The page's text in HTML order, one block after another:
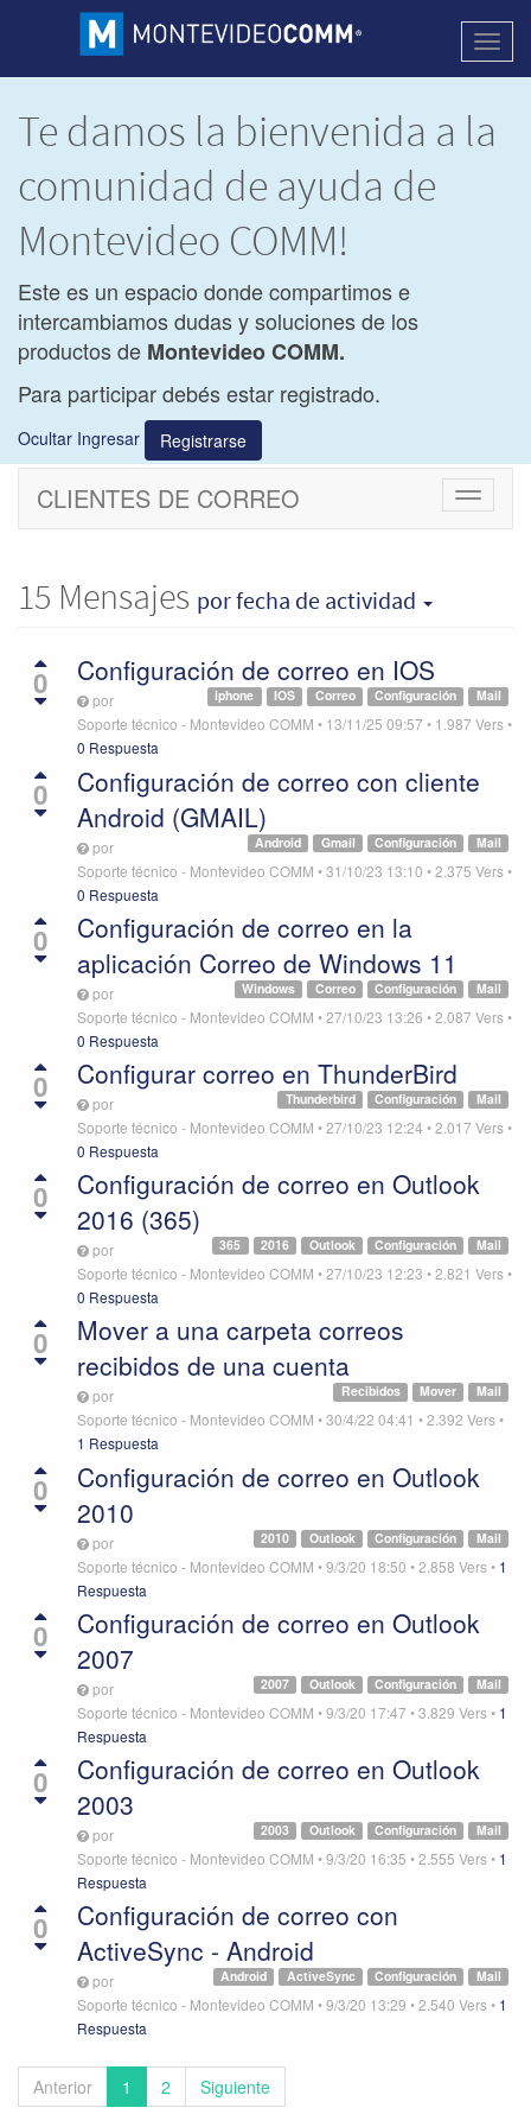
Te damos la bienvenida a la
comunidad de ayuda de
Montevideo COMM!
Este es un espacio donde compartimos e
intercambiamos dudas y soluciones de los
productos de Montevideo COMM.
Para participar debés estar registrado.
Ocultar Ingresar Registrarse
Cambiar
CLIENTES DE CORREO
15 Mensajes por fecha de actividad
0 Configuración de correo en IOS
Mail
Configuración
Correo
IOS
iphone
por
Soporte técnico - Montevideo COMM • 13/11/25 09:57 • 1.987 Vers•
0 Respuesta
0
Configuración de correo con cliente
Android (GMAIL)
Mail
Configuración
Gmail
Android
por
Soporte técnico - Montevideo COMM •31/10/23 13:10 •2.375 Vers•
0 Respuesta
0
Configuración de correo en la
aplicación Correo de Windows 11
Mail
Configuración
Correo
Windows
por
Soporte técnico - Montevideo COMM •27/10/23 13:26 •2.087 Vers•
0 Respuesta
0 Configurar correo en ThunderBird
Mail
Configuración
Thunderbird
por
Soporte técnico - Montevideo COMM •27/10/23 12:24 •2.017 Vers•
0 Respuesta
0
Configuración de correo en Outlook
2016 (365)
Mail
Configuración
Outlook
2016
365
por
Soporte técnico - Montevideo COMM •27/10/23 12:23 •2.821 Vers•
0 Respuesta
0
Mover a una carpeta correos
recibidos de una cuenta
Mail
Mover
Recibidos
por
Soporte técnico - Montevideo COMM •30/4/22 04:41 •2.392 Vers•
1 Respuesta
0
Configuración de correo en Outlook
2010
Mail
Configuración
Outlook
2010
por
Soporte técnico - Montevideo COMM •9/3/20 18:50 •2.858 Vers• 1
Respuesta
0
Configuración de correo en Outlook
2007
Mail
Configuración
Outlook
2007
por
Soporte técnico - Montevideo COMM •9/3/20 17:47 •3.829 Vers• 1
Respuesta
0
Configuración de correo en Outlook
2003
Mail
Configuración
Outlook
2003
por
Soporte técnico - Montevideo COMM •9/3/20 16:35 •2.555 Vers• 1
Respuesta
0
Configuración de correo con
ActiveSync - Android
Mail
Configuración
ActiveSync
Android
por
Soporte técnico - Montevideo COMM •9/3/20 13:29 •2.540 Vers• 1
Respuesta
Anterior 1 2 Siguiente